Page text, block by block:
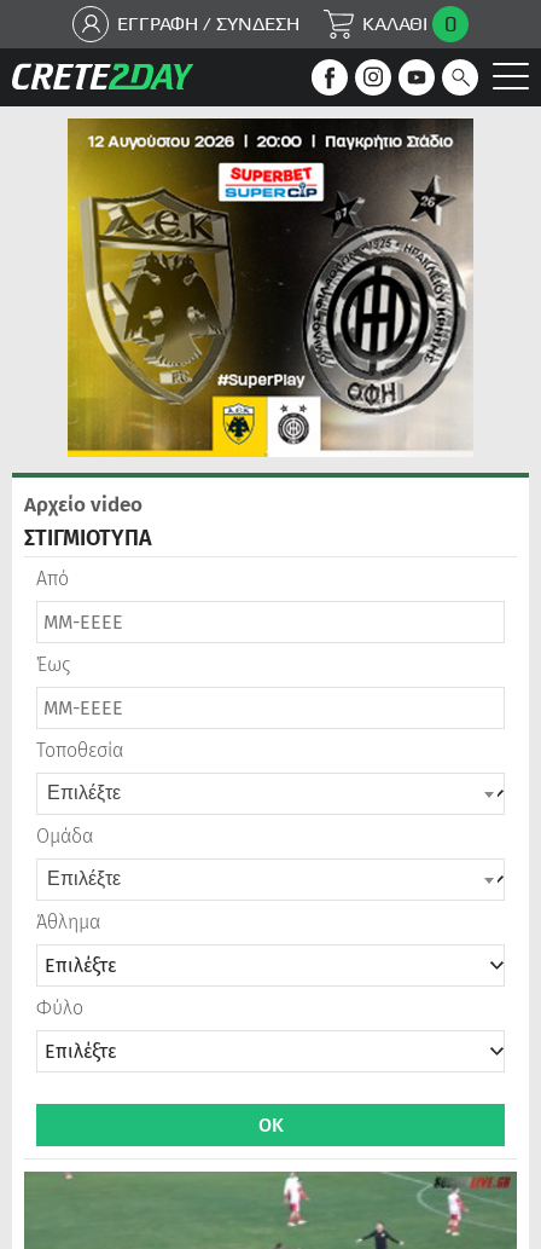
ΕΓΓΡΑΦΗ / ΣΥΝΔΕΣΗ ΚΑΛΑΘΙ 0
Αρχείο video
ΣΤΙΓΜΙΟΤΥΠΑ
Από
Έως
Τοποθεσία
Επιλέξτε
Ομάδα
Επιλέξτε
Άθλημα
Φύλο